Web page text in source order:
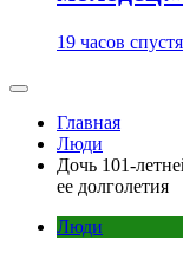
19 часов спустя
Главная
Люди
Дочь 101-
ее долголетия
Люди